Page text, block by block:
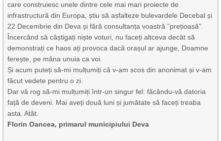
care construiesc unele dintre cele mai mari proiecte de
infrastructură din Europa, știu să asfalteze bulevardele Decebal și
22 Decembrie din Deva și fără consultanța voastră ”prețioasă”.
Încercând să câștigați niște voturi, nu faceți altceva decât să
demonstrați ce haos ați provoca dacă orașul ar ajunge, Doamne
ferește, pe mâna unuia ca voi.
Și acum puteți să-mi mulțumiți că v-am scos din anonimat și v-am
făcut vedete pentru o zi.
Dar vă rog să-mi mulțumiți într-un singur fel: făcându-vă datoria
față de deveni. Mai aveți două luni și jumătate să faceți treaba
asta. Atât.
Florin Oancea, primarul municipiului Deva